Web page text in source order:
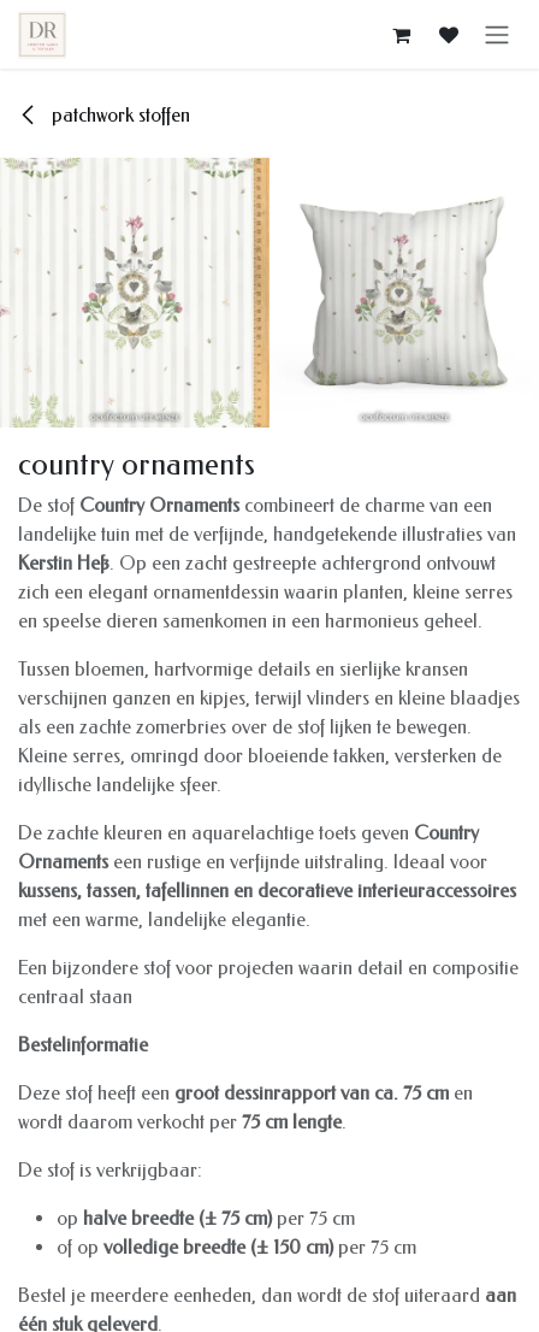
Overslaan naar inhoud
patchwork stoffen
country ornaments
De stof Country Ornamentscombineert de charme van een
landelijke tuin met de verfijnde, handgetekende illustraties van
Kerstin Heß. Op een zacht gestreepte achtergrond ontvouwt
zich een elegant ornamentdessin waarin planten, kleine serres
en speelse dieren samenkomen in een harmonieus geheel.
Tussen bloemen, hartvormige details en sierlijke kransen
verschijnen ganzen en kipjes, terwijl vlinders en kleine blaadjes
als een zachte zomerbries over de stof lijken te bewegen.
Kleine serres, omringd door bloeiende takken, versterken de
idyllische landelijke sfeer.
De zachte kleuren en aquarelachtige toets geven Country
Ornamentseen rustige en verfijnde uitstraling. Ideaal voor
kussens, tassen, tafellinnen en decoratieve interieuraccessoires
met een warme, landelijke elegantie.
Een bijzondere stof voor projecten waarin detail en compositie
centraal staan
Bestelinformatie
Deze stof heeft een groot dessinrapport van ca. 75 cm en
wordt daarom verkocht per 75 cm lengte.
De stof is verkrijgbaar:
op halve breedte (± 75 cm)per 75 cm
of op volledige breedte (± 150 cm)per 75 cm
Bestel je meerdere eenheden, dan wordt de stof uiteraard aan
één stuk geleverd.